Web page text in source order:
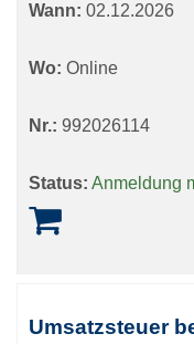
Wann: 02.12.2026
Wo: Online
Nr.: 992026114
Status: Anmeldung
Umsatzsteuer